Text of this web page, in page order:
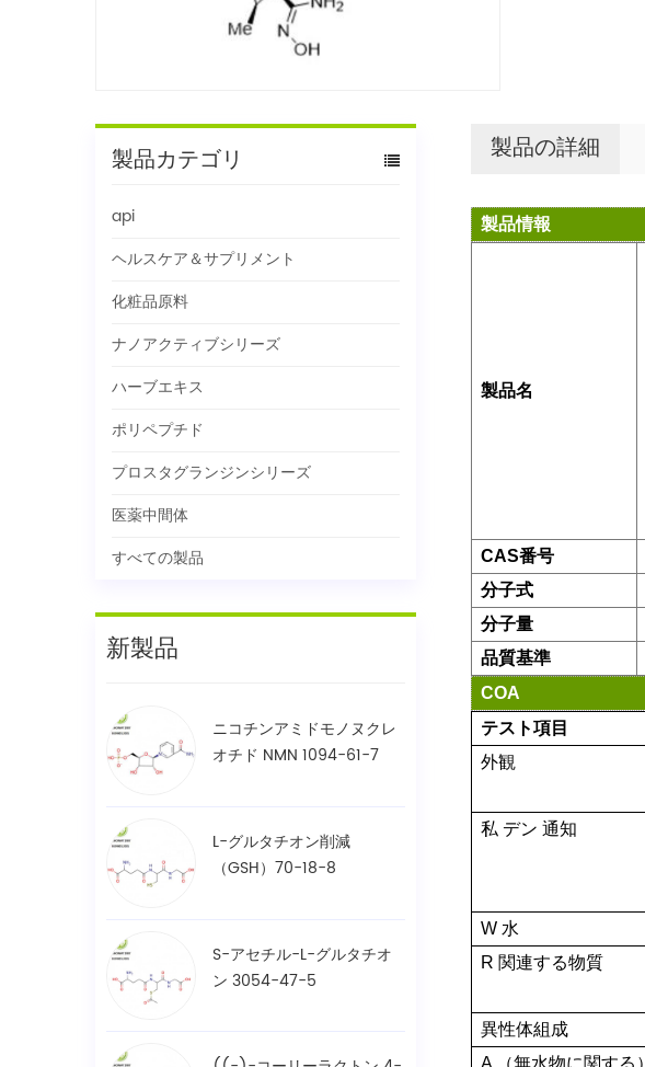
製品カテゴリ
api
ヘルスケア＆サプリメント
化粧品原料
ナノアクティブシリーズ
ハーブエキス
ポリペプチド
プロスタグランジンシリーズ
医薬中間体
すべての製品
新製品
ニコチンアミドモノヌクレ
オチド NMN 1094-61-7
L-グルタチオン削減
（GSH）70-18-8
S-アセチル-L-グルタチオ
ン 3054-47-5
製品の詳細
製品情報
製品名
CAS番号
分子式
分子量
品質基準
COA
テスト項目
外観
私 デン 通知
W 水
R 関連する物質
異性体組成